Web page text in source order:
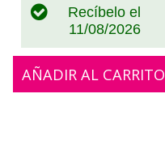
Recíbelo el
11/08/2026
AÑADIR AL CARRITO